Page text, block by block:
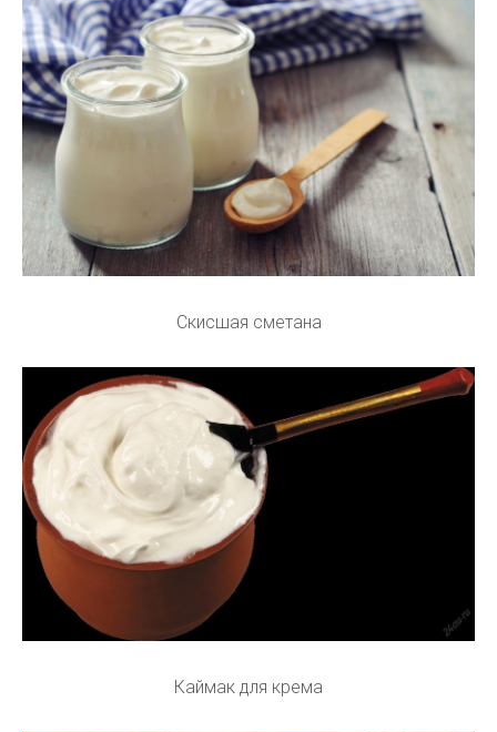
Скисшая сметана
Каймак для крема